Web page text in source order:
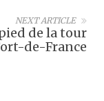
NEXT ARTICLE
de la tour
de-France